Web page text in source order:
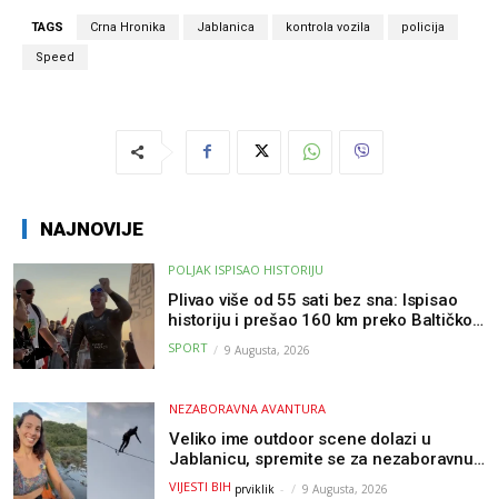
TAGS Crna Hronika Jablanica kontrola vozila policija
Speed
NAJNOVIJE
POLJAK ISPISAO HISTORIJU
Plivao više od 55 sati bez sna: Ispisao
historiju i prešao 160 km preko Baltičkog
mora – a podvig posvetio djeci oboljeloj
od raka
SPORT 9 Augusta, 2026
NEZABORAVNA AVANTURA
Veliko ime outdoor scene dolazi u
Jablanicu, spremite se za nezaboravnu
avanturu (VIDEO) !
VIJESTI BIH prviklik - 9 Augusta, 2026